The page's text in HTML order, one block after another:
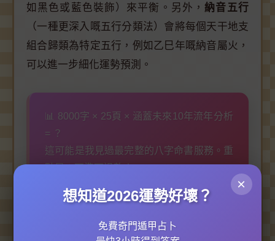
如黑色或藍色裝飾）來平衡。另外， 納音五行
（一種更深入嘅五行分類法）會將每個天干地支
組合歸類為特定五行，例如乙巳年嘅納音屬火，
可以進一步細化運勢預測。
📊 8000字 × 25頁 × 涵蓋未來10年流年分析
= ？
這可能是我見過最完整的八字命書服務。重
點是：不準可退款！
看看如何分析你的命格 →
×
想知道2026運勢好壞？
免費奇門遁甲占卜